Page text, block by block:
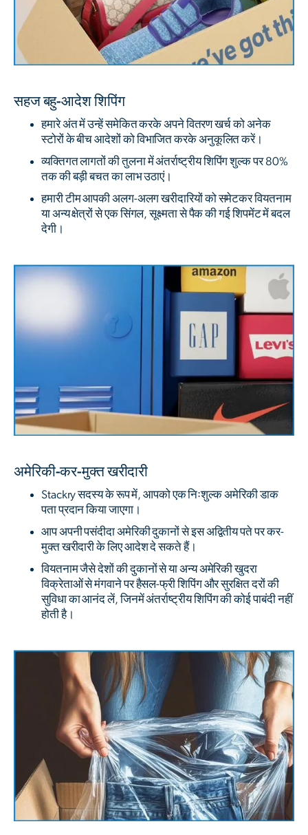
सहज बहु-आदेश शिपिंग
हमारे अंत में उन्हें समेकित करके अपने वितरण खर्च को अनेक
स्टोरों के बीच आदेशों को विभाजित करके अनुकूलित करें।
व्यक्तिगत लागतों की तुलना में अंतर्राष्ट्रीय शिपिंग शुल्क पर 80%
तक की बड़ी बचत का लाभ उठाएं।
हमारी टीम आपकी अलग-अलग खरीदारियों को समेटकर वियतनाम
या अन्य क्षेत्रों से एक सिंगल, सूक्ष्मता से पैक की गई शिपमेंट में बदल
देगी।
अमेरिकी-कर-मुक्त खरीदारी
Stackry सदस्य के रूप में, आपको एक निःशुल्क अमेरिकी डाक
पता प्रदान किया जाएगा।
आप अपनी पसंदीदा अमेरिकी दुकानों से इस अद्वितीय पते पर कर-
मुक्त खरीदारी के लिए आदेश दे सकते हैं।
वियतनाम जैसे देशों की दुकानों से या अन्य अमेरिकी खुदरा
विक्रेताओं से मंगवाने पर हैसल-फ्री शिपिंग और सुरक्षित दरों की
सुविधा का आनंद लें, जिनमें अंतर्राष्ट्रीय शिपिंग की कोई पाबंदी नहीं
होती है।